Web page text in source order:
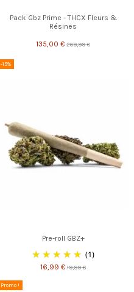
Pack Gbz Prime - THCX Fleurs &
Résines
135,00 € 269,99 €
-15%
Pre-roll GBZ+
(1)
16,99 € 19,99 €
Promo !